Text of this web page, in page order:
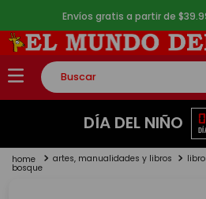
Envíos gratis a partir de
Buscar
TÉRMINOS MÁS BUSCADOS
2.
lego
DÍA DEL NIÑO
artes, manualidades y libros
bosque